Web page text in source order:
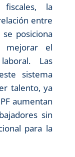
la
entre
posiciona
mejorar el
Las
sistema
talento, ya
aumentan
sin
para la